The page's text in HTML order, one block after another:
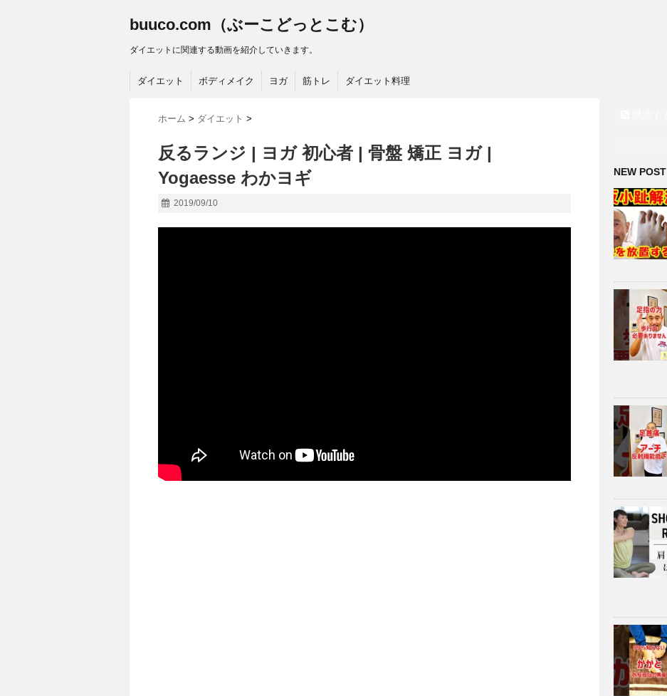
buuco.com（ぶーこどっとこむ）
ダイエットに関連する動画を紹介していきます。
ダイエット ボディメイク ヨガ 筋トレ ダイエット料理
ホーム > ダイエット >
反るランジ | ヨガ 初心者 | 骨盤 矯正 ヨガ |
Yogaesse わかヨギ
2019/09/10
NEW POST